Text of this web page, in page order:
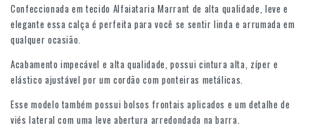
Confeccionada em tecido Alfaiataria Marrant de alta qualidade, leve e
elegante essa calça é perfeita para você se sentir linda e arrumada em
qualquer ocasião.
Acabamento impecável e alta qualidade, possui cintura alta, zíper e
elástico ajustável por um cordão com ponteiras metálicas.
Esse modelo também possui bolsos frontais aplicados e um detalhe de
viés lateral com uma leve abertura arredondada na barra.